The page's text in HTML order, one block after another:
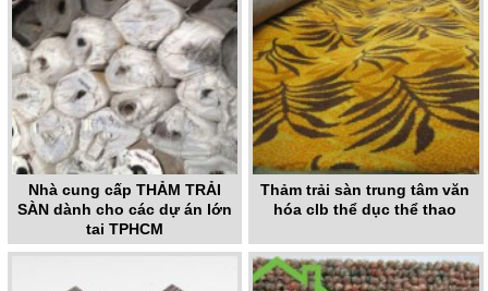
Nhà cung cấp THẢM TRẢI
SÀN dành cho các dự án lớn
tại TPHCM
Thảm trải sàn trung tâm văn
hóa clb thể dục thể thao